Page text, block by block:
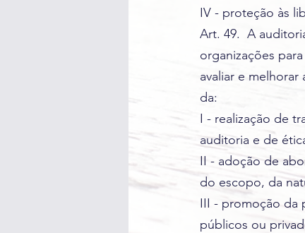
IV - proteção às
Art. 49. A
organizações
avaliar e
da:
I - realização de
auditoria e de
II - adoção de
do escopo, da
III - promoção da
públicos ou